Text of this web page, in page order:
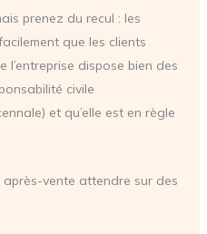
prenez du recul : les
que les clients
dispose bien des
civile
et qu’elle est en règle
vente attendre sur des